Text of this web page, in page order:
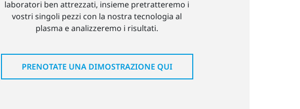
laboratori ben attrezzati, insieme pretratteremo i
vostri singoli pezzi con la nostra tecnologia al
plasma e analizzeremo i risultati.
PRENOTATE UNA DIMOSTRAZIONE QUI